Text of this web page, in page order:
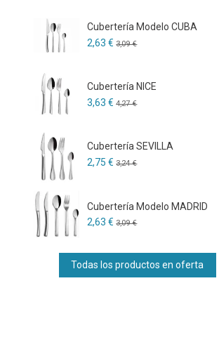
Cubertería Modelo CUBA
2,63 € 3,09 €
Cubertería NICE
3,63 € 4,27 €
Cubertería SEVILLA
2,75 € 3,24 €
Cubertería Modelo MADRID
2,63 € 3,09 €
Todas los productos en oferta